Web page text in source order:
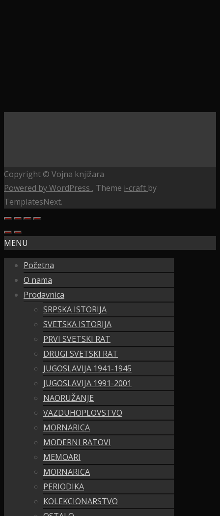
Copyright © Vojna knjižara
Powered by WordPress , Theme i-craft by
TemplatesNext.
MENU
Početna
O nama
Prodavnica
SRPSKA ISTORIJA
SVETSKA ISTORIJA
PRVI SVETSKI RAT
DRUGI SVETSKI RAT
JUGOSLAVIJA 1941-1945
JUGOSLAVIJA 1991-2001
NAORUŽANJE
VAZDUHOPLOVSTVO
MORNARICA
MODERNI RATOVI
MEMOARI
MORNARICA
PERIODIKA
KOLEKCIONARSTVO